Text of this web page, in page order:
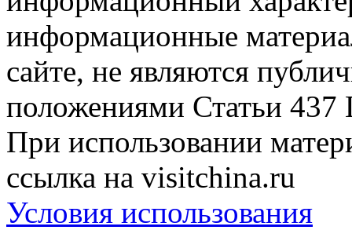
информационные
сайте, не являются
положениями Статьи 437
При использовании
ссылка на visitchina.ru
Условия использования